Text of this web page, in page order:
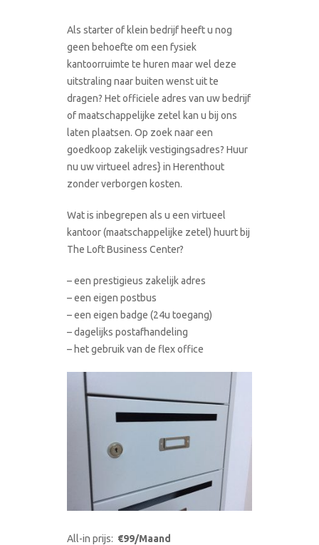
Als starter of klein bedrijf heeft u nog
geen behoefte om een fysiek
kantoorruimte te huren maar wel deze
uitstraling naar buiten wenst uit te
dragen? Het officiele adres van uw bedrijf
of maatschappelijke zetel kan u bij ons
laten plaatsen. Op zoek naar een
goedkoop zakelijk vestigingsadres? Huur
nu uw virtueel adres} in Herenthout
zonder verborgen kosten.
Wat is inbegrepen als u een virtueel
kantoor (maatschappelijke zetel) huurt bij
The Loft Business Center?
– een prestigieus zakelijk adres
– een eigen postbus
– een eigen badge (24u toegang)
– dagelijks postafhandeling
– het gebruik van de flex office
All-in prijs: €99/Maand